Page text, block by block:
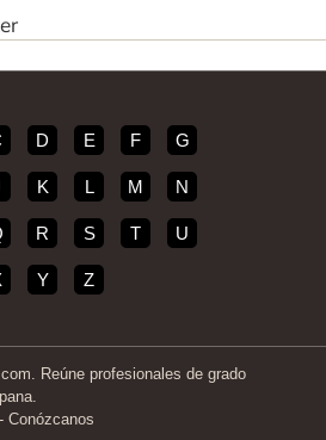
D E F G
K L M N
R S T U
Y Z
Reúne profesionales de grado
- Conózcanos